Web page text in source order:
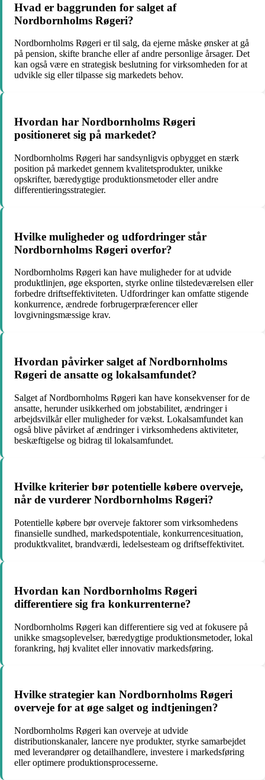
Hvad er baggrunden for salget af
Nordbornholms Røgeri?
Nordbornholms Røgeri er til salg, da ejerne måske ønsker at gå
på pension, skifte branche eller af andre personlige årsager. Det
kan også være en strategisk beslutning for virksomheden for at
udvikle sig eller tilpasse sig markedets behov.
Hvordan har Nordbornholms Røgeri
positioneret sig på markedet?
Nordbornholms Røgeri har sandsynligvis opbygget en stærk
position på markedet gennem kvalitetsprodukter, unikke
opskrifter, bæredygtige produktionsmetoder eller andre
differentieringsstrategier.
Hvilke muligheder og udfordringer står
Nordbornholms Røgeri overfor?
Nordbornholms Røgeri kan have muligheder for at udvide
produktlinjen, øge eksporten, styrke online tilstedeværelsen eller
forbedre driftseffektiviteten. Udfordringer kan omfatte stigende
konkurrence, ændrede forbrugerpræferencer eller
lovgivningsmæssige krav.
Hvordan påvirker salget af Nordbornholms
Røgeri de ansatte og lokalsamfundet?
Salget af Nordbornholms Røgeri kan have konsekvenser for de
ansatte, herunder usikkerhed om jobstabilitet, ændringer i
arbejdsvilkår eller muligheder for vækst. Lokalsamfundet kan
også blive påvirket af ændringer i virksomhedens aktiviteter,
beskæftigelse og bidrag til lokalsamfundet.
Hvilke kriterier bør potentielle købere overveje,
når de vurderer Nordbornholms Røgeri?
Potentielle købere bør overveje faktorer som virksomhedens
finansielle sundhed, markedspotentiale, konkurrencesituation,
produktkvalitet, brandværdi, ledelsesteam og driftseffektivitet.
Hvordan kan Nordbornholms Røgeri
differentiere sig fra konkurrenterne?
Nordbornholms Røgeri kan differentiere sig ved at fokusere på
unikke smagsoplevelser, bæredygtige produktionsmetoder, lokal
forankring, høj kvalitet eller innovativ markedsføring.
Hvilke strategier kan Nordbornholms Røgeri
overveje for at øge salget og indtjeningen?
Nordbornholms Røgeri kan overveje at udvide
distributionskanaler, lancere nye produkter, styrke samarbejdet
med leverandører og detailhandlere, investere i markedsføring
eller optimere produktionsprocesserne.